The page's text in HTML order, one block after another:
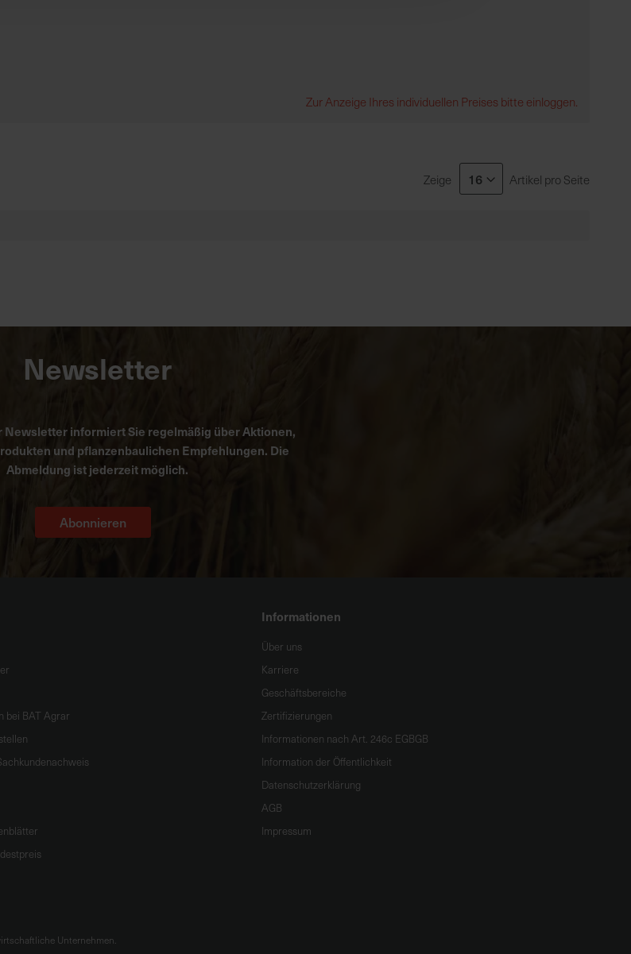
Zur Anzeige Ihres individuellen Preises bitte einloggen.
Zeige Artikel pro Seite
Newsletter
Newsletter informiert Sie regelmäßig über Aktionen,
und pflanzenbaulichen Empfehlungen. Die
Abmeldung ist jederzeit möglich.
Abonnieren
bei BAT Agrar
Informationen
Über uns
Karriere
Geschäftsbereiche
Zertifizierungen
Informationen nach Art. 246c EGBGB
Information der Öffentlichkeit
Datenschutzerklärung
AGB
Impressum
Unternehmen.